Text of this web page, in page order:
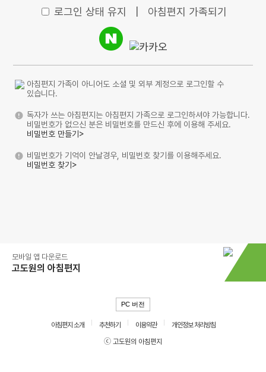
로그인 상태 유지 아침편지 가족되기
아침편지 가족이 아니어도 소셜 및 외부 계정으로 로그인할 수
있습니다.
독자가 쓰는 아침편지는 아침편지 가족으로 로그인하셔야 가능합니다.
비밀번호가 없으신 분은 비밀번호를 만드신 후에 이용해 주세요.
비밀번호 만들기>
비밀번호가 기억이 안날경우, 비밀번호 찾기를 이용해주세요.
비밀번호 찾기>
모바일 앱 다운로드
고도원의 아침편지
PC 버전
아침편지 소개 추천하기 이용약관
개인정보 처리방침
ⓒ 고도원의 아침편지